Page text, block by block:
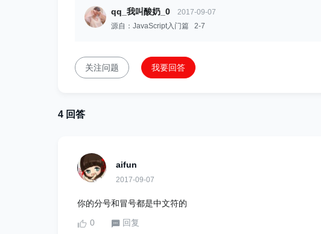
qq_我叫酸奶_0
2017-09-07
源自：JavaScript入门篇 2-7
关注问题 我要回答
4 回答
aifun
2017-09-07
你的分号和冒号都是中文符的
0
回复